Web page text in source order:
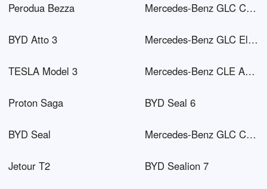
Perodua Bezza Mercedes-Benz GLC Coupé AMG
BYD Atto 3 Mercedes-Benz GLC Electric
TESLA Model 3 Mercedes-Benz CLE AMG
Proton Saga BYD Seal 6
BYD Seal Mercedes-Benz GLC Coupé PHEV
Jetour T2 BYD Sealion 7